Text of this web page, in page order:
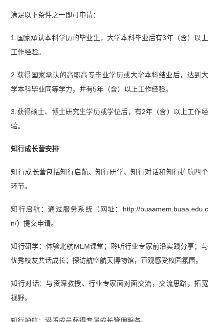
满足以下条件之一即可申请：
1.国家承认本科学历的毕业生，大学本科毕业后有3年（含）以上
工作经验。
2.获得国家承认的高职高专毕业学历或大学本科结业后，达到大
学本科毕业同等学力，并有5年（含）以上工作经验。
3.获得硕士、博士研究生学历或学位后，有2年（含）以上工作经
验。
知行成长营安排
知行成长营包括知行启航、知行研学、知行对话和知行护航四个
环节。
知行启航：通过服务系统（网址：http://buaamem.buaa.edu.c
n/）提交申请。
知行研学：体验北航MEM课堂；聆听行业专家前沿实践分享；与
优秀校友共话成长；探访航空航天博物馆，直观感受校园氛围。
知行对话：与资深教授、行业专家面对面交流，交流思路，拓宽
视野。